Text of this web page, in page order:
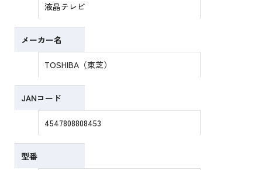
液晶テレビ
メーカー名
TOSHIBA（東芝）
JANコード
4547808808453
型番